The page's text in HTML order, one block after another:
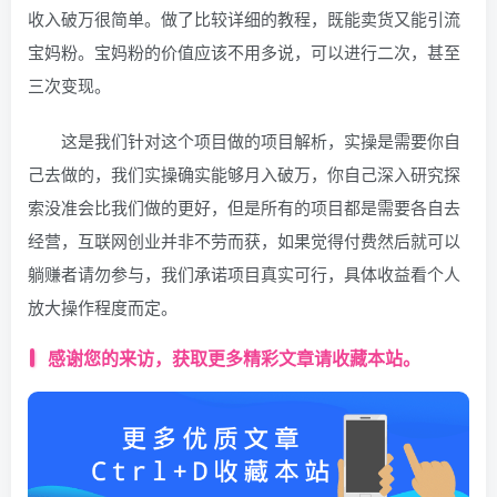
收入破万很简单。做了比较详细的教程，既能卖货又能引流
宝妈粉。宝妈粉的价值应该不用多说，可以进行二次，甚至
三次变现。
这是我们针对这个项目做的项目解析，实操是需要你自
己去做的，我们实操确实能够月入破万，你自己深入研究探
索没准会比我们做的更好，但是所有的项目都是需要各自去
经营，互联网创业并非不劳而获，如果觉得付费然后就可以
躺赚者请勿参与，我们承诺项目真实可行，具体收益看个人
放大操作程度而定。
感谢您的来访，获取更多精彩文章请收藏本站。